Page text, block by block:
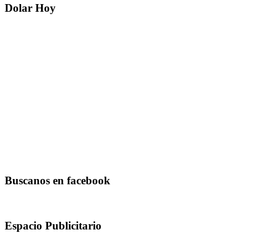
Dolar Hoy
Buscanos en facebook
Espacio Publicitario